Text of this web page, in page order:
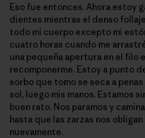
Eso fue entonces. Ahora estoy
dientes mientras el denso
todo mi cuerpo excepto mi
cuatro horas cuando me
una pequeña apertura en el filo
recomponerme. Estoy a punto
sorbo que tomo se seca a
sol, luego mis manos. Estamos
buen rato. Nos paramos y
hasta que las zarzas nos
nuevamente.